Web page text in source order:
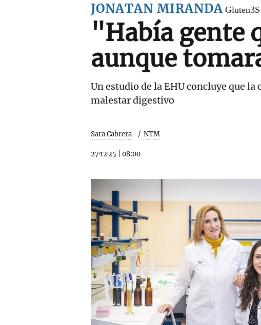
JONATAN MIRANDA Gluten3S
"Había gente
aunque
Un estudio de la EHU concluye que
malestar digestivo
Sara Cabrera NTM
27·12·25 08:00